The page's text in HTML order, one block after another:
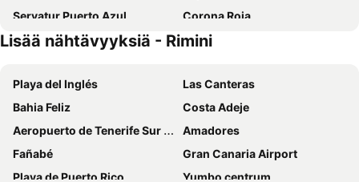
Servatur Puerto Azul
Corona Roja
Relaxia Beverly Park
HD Parque Cristobal Gran Canaria
Hotel LIVVO Koala Garden
Palm Oasis Maspalomas
Mirador Maspalomas by Dunas
Mogan Princess & Beach Club
Roca Verde by Folias Hotels
Servatur Playa Bonita
Hotel Europalace
Lopesan Villa del Conde Resort & Thalasso
HL Suitehotel Playa del Ingles
Akeah Broncemar
Lisää nähtävyyksiä - Rimini
Playa del Inglés
Las Canteras
Bahia Feliz
Costa Adeje
Aeropuerto de Tenerife Sur Reina Sofía
Amadores
Fañabé
Gran Canaria Airport
Playa de Puerto Rico
Yumbo centrum